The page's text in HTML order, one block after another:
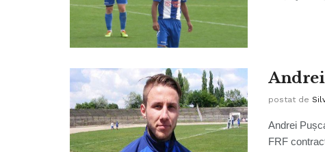
Andrei
postat de
Andrei
FRF